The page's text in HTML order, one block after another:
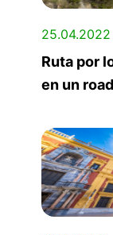
25.04.2022
Ruta por
en un